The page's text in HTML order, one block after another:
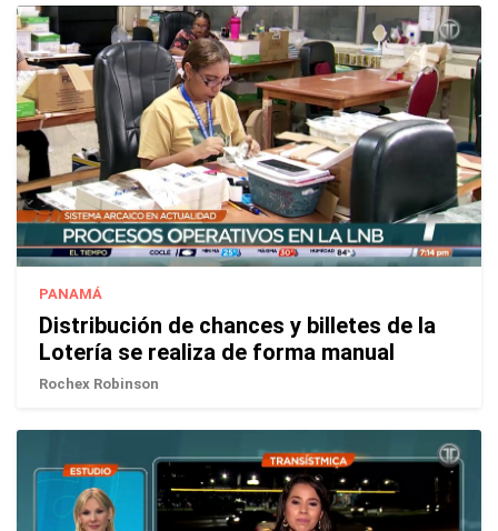
PANAMÁ
Distribución de chances y billetes de la
Lotería se realiza de forma manual
Rochex Robinson